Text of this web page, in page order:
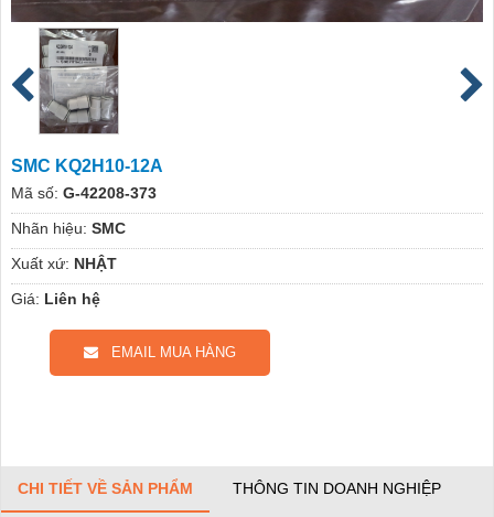
SMC KQ2H10-12A
Mã số: G-42208-373
Nhãn hiệu: SMC
Xuất xứ: NHẬT
Giá: Liên hệ
EMAIL MUA HÀNG
CHI TIẾT VỀ SẢN PHẨM THÔNG TIN DOANH NGHIỆP